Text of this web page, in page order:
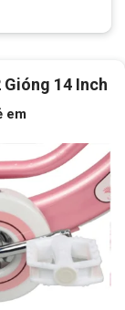
14 Inch
em